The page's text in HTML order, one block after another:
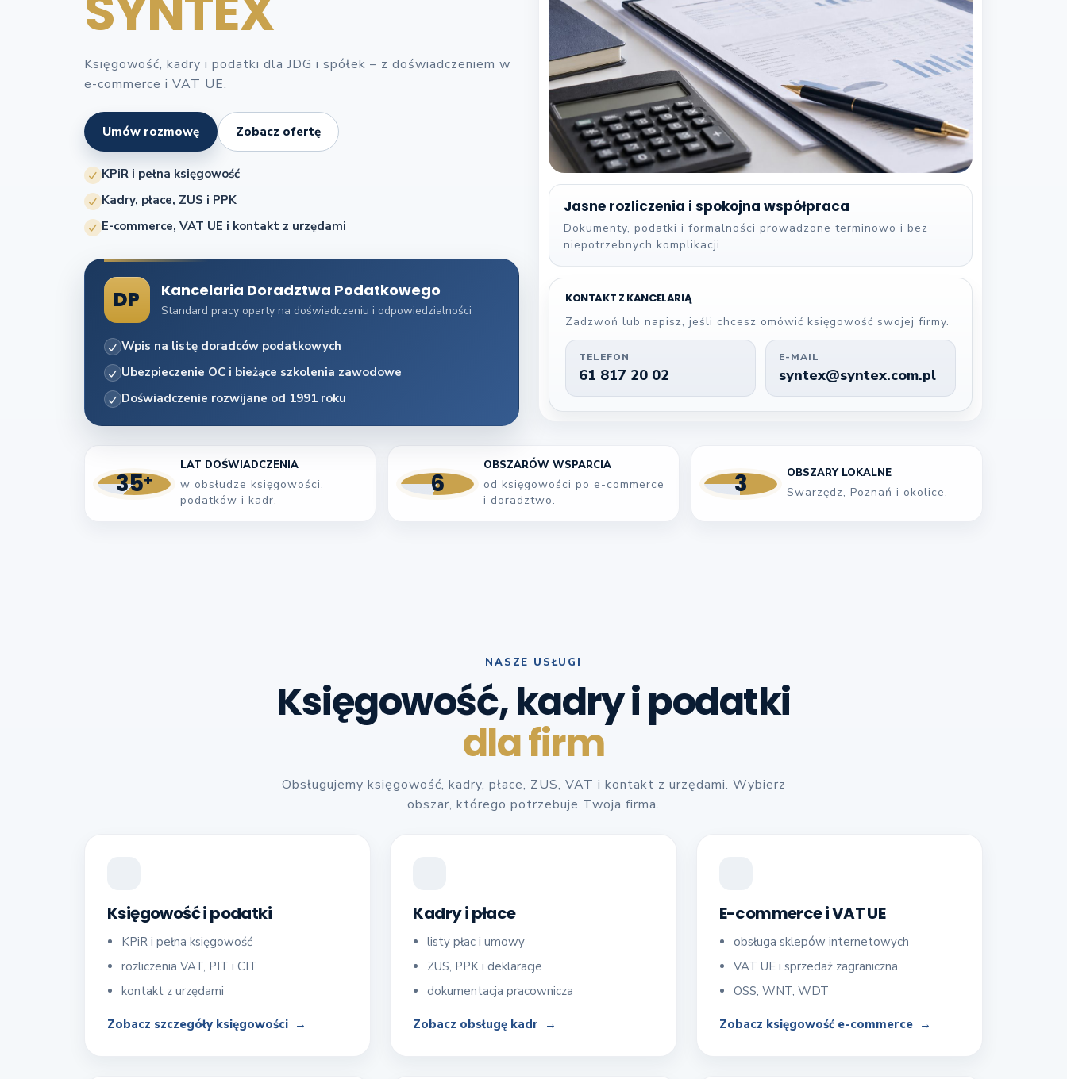
Księgowość, kadry i podatki dla JDG i spółek – z doświadczeniem w
e-commerce i VAT UE.
Umów rozmowę Zobacz ofertę
KPiR i pełna księgowość
Kadry, płace, ZUS i PPK
E-commerce, VAT UE i kontakt z urzędami
DP Kancelaria Doradztwa Podatkowego
Standard pracy oparty na doświadczeniu i odpowiedzialności
Wpis na listę doradców podatkowych
Ubezpieczenie OC i bieżące szkolenia zawodowe
Doświadczenie rozwijane od 1991 roku
Jasne rozliczenia i spokojna współpraca
Dokumenty, podatki i formalności prowadzone terminowo i bez
niepotrzebnych komplikacji.
KONTAKT Z KANCELARIĄ
Zadzwoń lub napisz, jeśli chcesz omówić księgowość swojej firmy.
TELEFON
61 817 20 02
E-MAIL
syntex@syntex.com.pl
35+
LAT DOŚWIADCZENIA
w obsłudze księgowości,
podatków i kadr.
6
OBSZARÓW WSPARCIA
od księgowości po e-commerce
i doradztwo.
3 OBSZARY LOKALNE
Swarzędz, Poznań i okolice.
NASZE USŁUGI
Księgowość, kadry i podatki
dla firm
Obsługujemy księgowość, kadry, płace, ZUS, VAT i kontakt z urzędami. Wybierz
obszar, którego potrzebuje Twoja firma.
Księgowość i podatki
KPiR i pełna księgowość
rozliczenia VAT, PIT i CIT
kontakt z urzędami
Zobacz szczegóły księgowości
Kadry i płace
listy płac i umowy
ZUS, PPK i deklaracje
dokumentacja pracownicza
Zobacz obsługę kadr
E-commerce i VAT UE
obsługa sklepów internetowych
VAT UE i sprzedaż zagraniczna
OSS, WNT, WDT
Zobacz księgowość e-commerce